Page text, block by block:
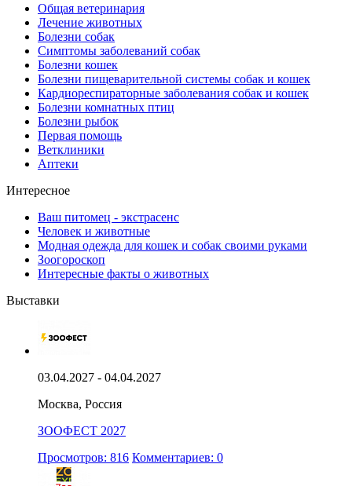
Общая ветеринария
Лечение животных
Болезни собак
Симптомы заболеваний собак
Болезни кошек
Болезни пищеварительной системы собак и кошек
Кардиореспираторные заболевания собак и кошек
Болезни комнатных птиц
Болезни рыбок
Первая помощь
Ветклиники
Аптеки
Интересное
Ваш питомец - экстрасенс
Человек и животные
Модная одежда для кошек и собак своими руками
Зоогороскоп
Интересные факты о животных
Выставки
03.04.2027 - 04.04.2027
Москва, Россия
ЗООФЕСТ 2027
Просмотров: 816 Комментариев: 0